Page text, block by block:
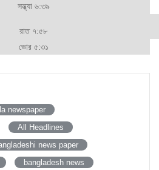
সন্ধ্যা ৬:৩৯
রাত ৭:৫৮
ভোর ৫:৩১
newspaper
All Headlines
news paper
bangladesh news